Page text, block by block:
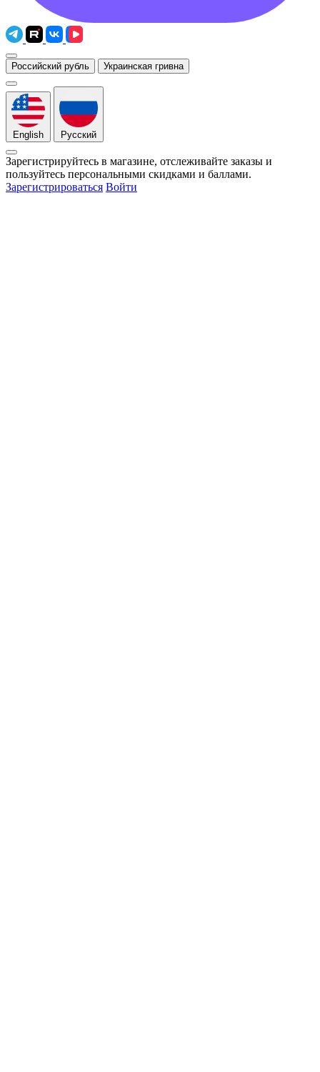
Российский рубль Украинская гривна
English Русский
Зарегистрируйтесь в магазине, отслеживайте заказы и
пользуйтесь персональными скидками и баллами.
Зарегистрироваться Войти